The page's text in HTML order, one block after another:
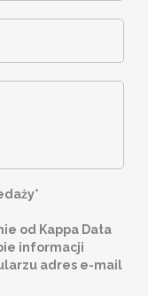
od Kappa Data
informacji
adres e-mail